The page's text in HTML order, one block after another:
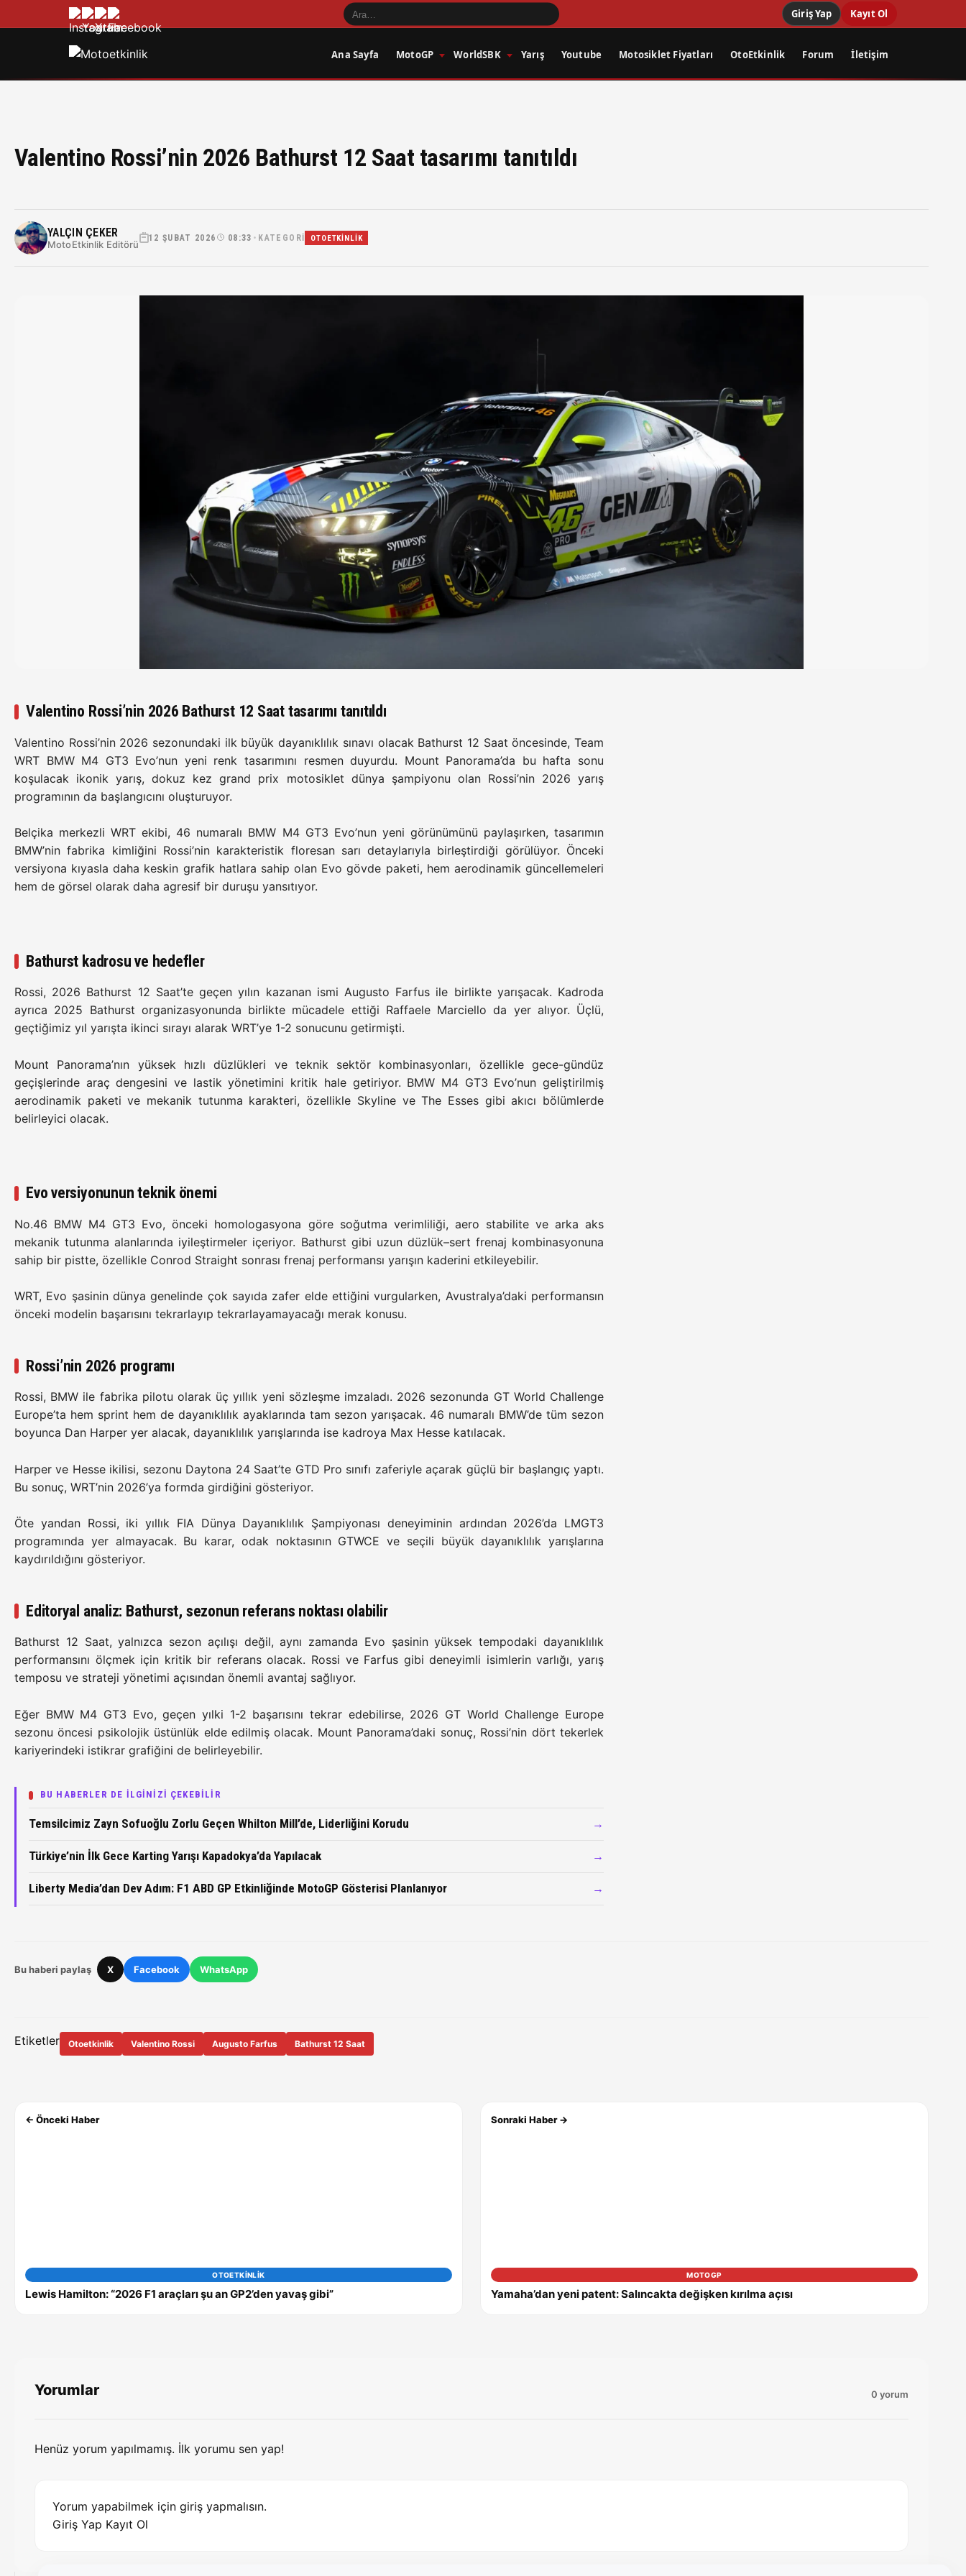
Giriş Yap Kayıt Ol
Ana Sayfa MotoGP WorldSBK Yarış Youtube Motosiklet Fiyatları OtoEtkinlik Forum İletişim
Valentino Rossi’nin 2026 Bathurst 12 Saat tasarımı tanıtıldı
YALÇIN ÇEKER
MotoEtkinlik Editörü
12 ŞUBAT 2026 08:33 • KATEGORI OTOETKINLIK
Valentino Rossi’nin 2026 Bathurst 12 Saat tasarımı tanıtıldı
Valentino Rossi’nin 2026 sezonundaki ilk büyük dayanıklılık sınavı olacak Bathurst 12 Saat öncesinde, Team
WRT BMW M4 GT3 Evo’nun yeni renk tasarımını resmen duyurdu. Mount Panorama’da bu hafta sonu
koşulacak ikonik yarış, dokuz kez grand prix motosiklet dünya şampiyonu olan Rossi’nin 2026 yarış
programının da başlangıcını oluşturuyor.
Belçika merkezli WRT ekibi, 46 numaralı BMW M4 GT3 Evo’nun yeni görünümünü paylaşırken, tasarımın
BMW’nin fabrika kimliğini Rossi’nin karakteristik floresan sarı detaylarıyla birleştirdiği görülüyor. Önceki
versiyona kıyasla daha keskin grafik hatlara sahip olan Evo gövde paketi, hem aerodinamik güncellemeleri
hem de görsel olarak daha agresif bir duruşu yansıtıyor.
Bathurst kadrosu ve hedefler
Rossi, 2026 Bathurst 12 Saat’te geçen yılın kazanan ismi Augusto Farfus ile birlikte yarışacak. Kadroda
ayrıca 2025 Bathurst organizasyonunda birlikte mücadele ettiği Raffaele Marciello da yer alıyor. Üçlü,
geçtiğimiz yıl yarışta ikinci sırayı alarak WRT’ye 1-2 sonucunu getirmişti.
Mount Panorama’nın yüksek hızlı düzlükleri ve teknik sektör kombinasyonları, özellikle gece-gündüz
geçişlerinde araç dengesini ve lastik yönetimini kritik hale getiriyor. BMW M4 GT3 Evo’nun geliştirilmiş
aerodinamik paketi ve mekanik tutunma karakteri, özellikle Skyline ve The Esses gibi akıcı bölümlerde
belirleyici olacak.
Evo versiyonunun teknik önemi
No.46 BMW M4 GT3 Evo, önceki homologasyona göre soğutma verimliliği, aero stabilite ve arka aks
mekanik tutunma alanlarında iyileştirmeler içeriyor. Bathurst gibi uzun düzlük–sert frenaj kombinasyonuna
sahip bir pistte, özellikle Conrod Straight sonrası frenaj performansı yarışın kaderini etkileyebilir.
WRT, Evo şasinin dünya genelinde çok sayıda zafer elde ettiğini vurgularken, Avustralya’daki performansın
önceki modelin başarısını tekrarlayıp tekrarlayamayacağı merak konusu.
Rossi’nin 2026 programı
Rossi, BMW ile fabrika pilotu olarak üç yıllık yeni sözleşme imzaladı. 2026 sezonunda GT World Challenge
Europe’ta hem sprint hem de dayanıklılık ayaklarında tam sezon yarışacak. 46 numaralı BMW’de tüm sezon
boyunca Dan Harper yer alacak, dayanıklılık yarışlarında ise kadroya Max Hesse katılacak.
Harper ve Hesse ikilisi, sezonu Daytona 24 Saat’te GTD Pro sınıfı zaferiyle açarak güçlü bir başlangıç yaptı.
Bu sonuç, WRT’nin 2026’ya formda girdiğini gösteriyor.
Öte yandan Rossi, iki yıllık FIA Dünya Dayanıklılık Şampiyonası deneyiminin ardından 2026’da LMGT3
programında yer almayacak. Bu karar, odak noktasının GTWCE ve seçili büyük dayanıklılık yarışlarına
kaydırıldığını gösteriyor.
Editoryal analiz: Bathurst, sezonun referans noktası olabilir
Bathurst 12 Saat, yalnızca sezon açılışı değil, aynı zamanda Evo şasinin yüksek tempodaki dayanıklılık
performansını ölçmek için kritik bir referans olacak. Rossi ve Farfus gibi deneyimli isimlerin varlığı, yarış
temposu ve strateji yönetimi açısından önemli avantaj sağlıyor.
Eğer BMW M4 GT3 Evo, geçen yılki 1-2 başarısını tekrar edebilirse, 2026 GT World Challenge Europe
sezonu öncesi psikolojik üstünlük elde edilmiş olacak. Mount Panorama’daki sonuç, Rossi’nin dört tekerlek
kariyerindeki istikrar grafiğini de belirleyebilir.
BU HABERLER DE İLGİNİZİ ÇEKEBİLİR
Temsilcimiz Zayn Sofuoğlu Zorlu Geçen Whilton Mill’de, Liderliğini Korudu →
Türkiye’nin İlk Gece Karting Yarışı Kapadokya’da Yapılacak →
Liberty Media’dan Dev Adım: F1 ABD GP Etkinliğinde MotoGP Gösterisi Planlanıyor →
Bu haberi paylaş X Facebook WhatsApp
Etiketler Otoetkinlik Valentino Rossi Augusto Farfus Bathurst 12 Saat
← Önceki Haber
OTOETKINLIK
Lewis Hamilton: “2026 F1 araçları şu an GP2’den yavaş gibi”
Sonraki Haber →
MOTOGP
Yamaha’dan yeni patent: Salıncakta değişken kırılma açısı
Yorumlar 0 yorum
Henüz yorum yapılmamış. İlk yorumu sen yap!
Yorum yapabilmek için giriş yapmalısın.
Giriş Yap Kayıt Ol